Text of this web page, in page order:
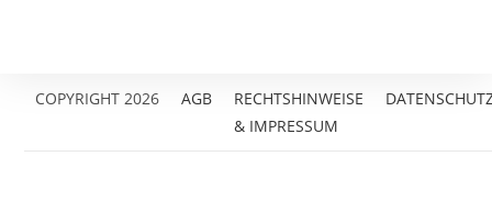
COPYRIGHT 2026 AGB
RECHTSHINWEISE
& IMPRESSUM